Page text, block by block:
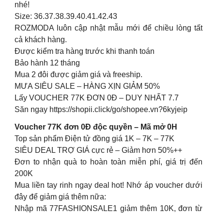
nhé!
Size: 36.37.38.39.40.41.42.43
ROZMODA luôn cập nhật mẫu mới để chiều lòng tất
cả khách hàng.
Được kiểm tra hàng trước khi thanh toán
Bảo hành 12 tháng
Mua 2 đôi được giảm giá và freeship.
️MƯA SIÊU SALE – HÀNG XỊN GIẢM 50%
Lấy VOUCHER 77K ĐƠN 0Đ – DUY NHẤT 7.7
Săn ngay https://shopii.click/go/shopee.vn?6kyjeip
Voucher 77K đơn 0Đ độc quyền – Mã mở 0H
Top sản phẩm Điện tử đồng giá 1K – 7K – 77K
SIÊU DEAL TRỢ GIÁ cực rẻ – Giảm hơn 50%++
Đơn to nhận quà to hoàn toàn miễn phí, giá trị đến
200K
Mua liền tay rinh ngay deal hot! Nhớ áp voucher dưới
đây để giảm giá thêm nữa:
Nhập mã 77FASHIONSALE1 giảm thêm 10K, đơn từ